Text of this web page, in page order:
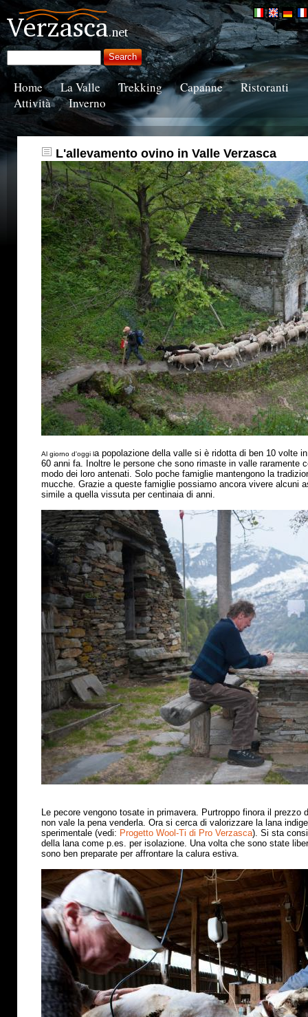
Home La Valle Trekking Capanne
Ristoranti
Attività
Inverno
L'allevamento ovino in Valle Verzasca
Al giorno d'oggi la popolazione della valle si è ridotta di ben 10 volte
60 anni fa. Inoltre le persone che sono rimaste in valle raramente
modo dei loro antenati. Solo poche famiglie mantengono la
mucche. Grazie a queste famiglie possiamo ancora vivere alcuni
simile a quella vissuta per centinaia di anni.
Le pecore vengono tosate in primavera. Purtroppo finora il prezzo
non vale la pena venderla. Ora si cerca di valorizzare la lana
sperimentale (vedi: Progetto Wool-Ti di Pro Verzasca). Si sta
della lana come p.es. per isolazione. Una volta che sono state
sono ben preparate per affrontare la calura estiva.